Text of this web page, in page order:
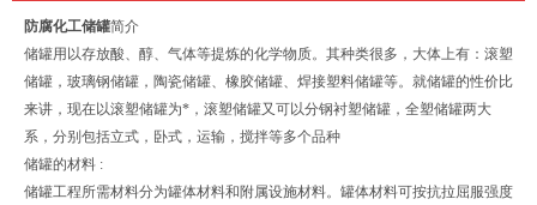
防腐化工储罐简介
储罐用以存放酸、醇、气体等提炼的化学物质。其种类很多，大体上有：滚塑
储罐，玻璃钢储罐，陶瓷储罐、橡胶储罐、焊接塑料储罐等。就储罐的性价比
来讲，现在以滚塑储罐为*，滚塑储罐又可以分钢衬塑储罐，全塑储罐两大
系，分别包括立式，卧式，运输，搅拌等多个品种
储罐的材料 :
储罐工程所需材料分为罐体材料和附属设施材料。罐体材料可按抗拉屈服强度